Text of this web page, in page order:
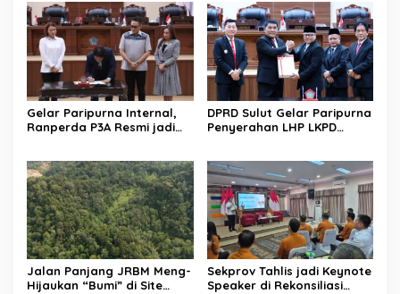
Gelar Paripurna Internal,
Ranperda P3A Resmi jadi
DPRD Sulut Gelar Paripurna
Penyerahan LHP LKPD
Jalan Panjang JRBM Meng-
Hijaukan “Bumi” di Site
Sekprov Tahlis jadi Keynote
Speaker di Rekonsiliasi